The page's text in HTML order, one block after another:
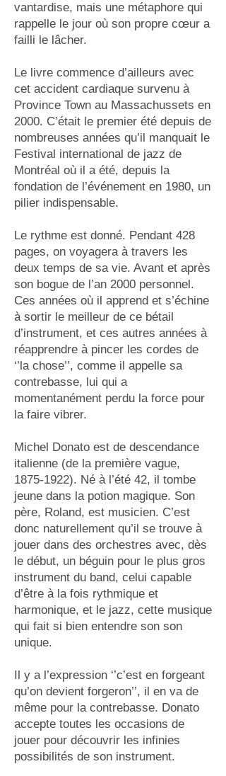
vantardise, mais une métaphore qui
rappelle le jour où son propre cœur a
failli le lâcher.
Le livre commence d’ailleurs avec
cet accident cardiaque survenu à
Province Town au Massachussets en
2000. C’était le premier été depuis de
nombreuses années qu’il manquait le
Festival international de jazz de
Montréal où il a été, depuis la
fondation de l’événement en 1980, un
pilier indispensable.
Le rythme est donné. Pendant 428
pages, on voyagera à travers les
deux temps de sa vie. Avant et après
son bogue de l’an 2000 personnel.
Ces années où il apprend et s’échine
à sortir le meilleur de ce bétail
d’instrument, et ces autres années à
réapprendre à pincer les cordes de
‘’la chose’’, comme il appelle sa
contrebasse, lui qui a
momentanément perdu la force pour
la faire vibrer.
Michel Donato est de descendance
italienne (de la première vague,
1875-1922). Né à l’été 42, il tombe
jeune dans la potion magique. Son
père, Roland, est musicien. C’est
donc naturellement qu’il se trouve à
jouer dans des orchestres avec, dès
le début, un béguin pour le plus gros
instrument du band, celui capable
d’être à la fois rythmique et
harmonique, et le jazz, cette musique
qui fait si bien entendre son son
unique.
Il y a l’expression ‘’c’est en forgeant
qu’on devient forgeron’’, il en va de
même pour la contrebasse. Donato
accepte toutes les occasions de
jouer pour découvrir les infinies
possibilités de son instrument.